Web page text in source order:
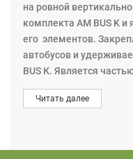
на ровной
комплекта AM BUS K
его элементов.
автобусов и
BUS К. Является
AM.
Читать далее